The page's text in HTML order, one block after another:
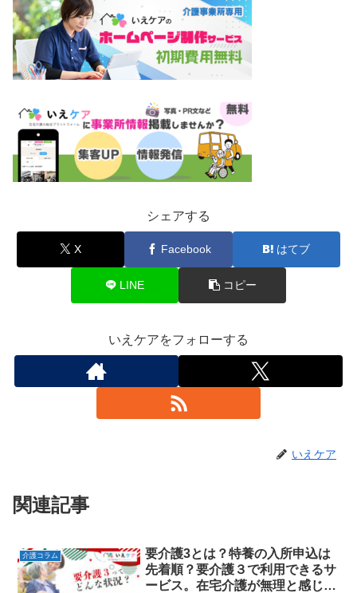
シェアする
X Facebook はてブ
LINE コピー
いえケアをフォローする
いえケア
関連記事
介護コラム
要介護3とは？特養の入所申込は
先着順？要介護３で利用できるサ
ービス。在宅介護が無理と感じた